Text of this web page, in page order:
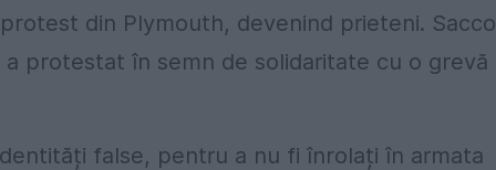
din Plymouth, devenind prieteni.
protestat în semn de solidaritate cu o grevă
false, pentru a nu fi înrolați în armata